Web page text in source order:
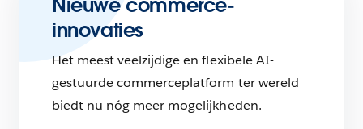
Nieuwe commerce-
innovaties
Het meest veelzijdige en flexibele AI-
gestuurde commerceplatform ter wereld
biedt nu nóg meer mogelijkheden.